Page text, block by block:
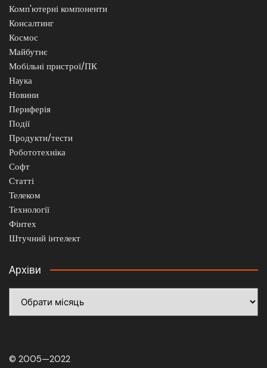
Комп'ютерні компоненти
Консалтинг
Космос
Майбутнє
Мобільні пристрої/ПК
Наука
Новини
Периферія
Події
Продукти/тести
Робототехніка
Софт
Статті
Телеком
Технології
Фінтех
Штучний інтелект
Архіви
© 2005—2022